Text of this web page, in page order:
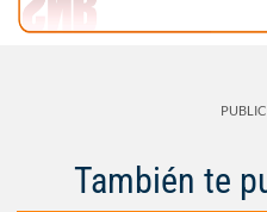
También te